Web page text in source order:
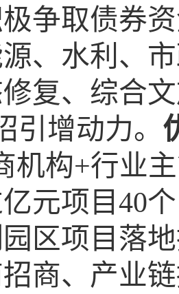
争取债券
、水利、
复、综合
引增动力。
机构+行业
元项目40
区项目落
商、产业